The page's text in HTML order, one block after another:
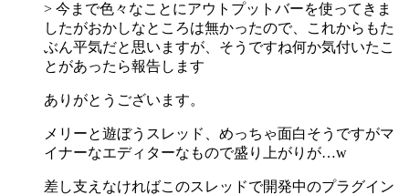
> 今まで色々なことにアウトプットバーを使ってきま
したがおかしなところは無かったので、これからもた
ぶん平気だと思いますが、そうですね何か気付いたこ
とがあったら報告します
ありがとうございます。
メリーと遊ぼうスレッド、めっちゃ面白そうですがマ
イナーなエディターなもので盛り上がりが…w
差し支えなければこのスレッドで開発中のプラグイン